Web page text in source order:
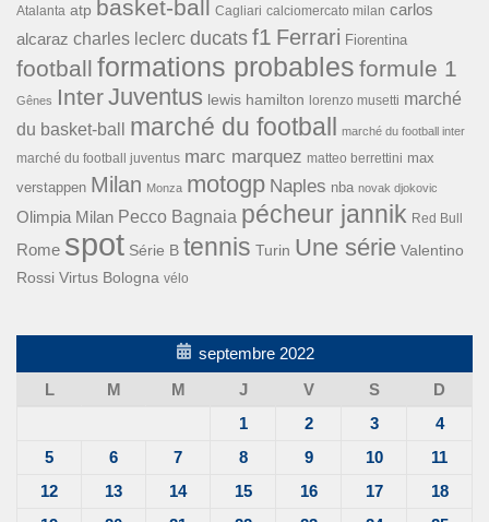
Atalanta atp basket-ball Cagliari calciomercato milan carlos
alcaraz charles leclerc ducats f1 Ferrari Fiorentina
football formations probables formule 1
Gênes InterJuventus lewis hamilton lorenzo musetti marché
du basket-ball
marché du football marché du football inter
marché du football juventus marc marquez matteo berrettini max
verstappen Milan Monza motogp Naples nba novak djokovic
Olimpia Milan Pecco Bagnaia pécheur jannik Red Bull
Rome spot Série B tennis Turin Une série Valentino
Rossi Virtus Bologna vélo
septembre 2022
L
M M J V S
D
1
2 3
4
5
6 7 8 9 10
11
12
13 14 15 16 17
18